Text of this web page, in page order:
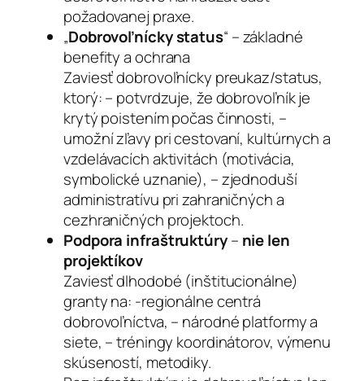
požadovanej praxe.
„Dobrovoľnícky status“ – základné
benefity a ochrana
Zaviesť dobrovoľnícky preukaz/status,
ktorý: – potvrdzuje, že dobrovoľník je
krytý poistením počas činnosti, –
umožní zľavy pri cestovaní, kultúrnych a
vzdelávacích aktivitách (motivácia,
symbolické uznanie), – zjednoduší
administratívu pri zahraničných a
cezhraničných projektoch.
Podpora infraštruktúry– nie len
projektíkov
Zaviesť dlhodobé (inštitucionálne)
granty na: -regionálne centrá
dobrovoľníctva, – národné platformy a
siete, – tréningy koordinátorov, výmenu
skúseností, metodiky.